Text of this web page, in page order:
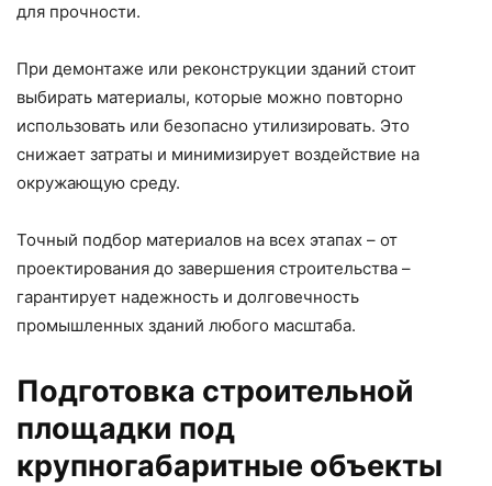
для прочности.
При демонтаже или реконструкции зданий стоит
выбирать материалы, которые можно повторно
использовать или безопасно утилизировать. Это
снижает затраты и минимизирует воздействие на
окружающую среду.
Точный подбор материалов на всех этапах – от
проектирования до завершения строительства –
гарантирует надежность и долговечность
промышленных зданий любого масштаба.
Подготовка строительной
площадки под
крупногабаритные объекты